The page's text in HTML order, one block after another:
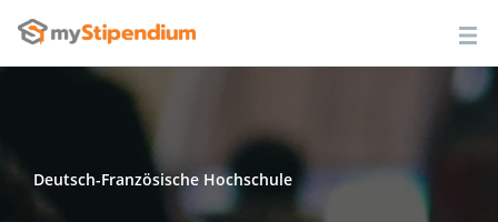
Deutsch-Französische Hochschule